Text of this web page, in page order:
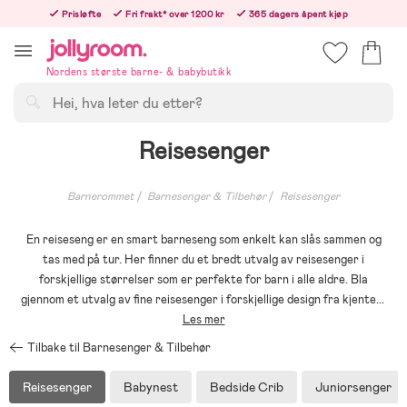
innehållet
Prisløfte Fri frakt* over 1200 kr
365 dagers åpent kjøp
Nordens største barne- & babybutikk
Reisesenger
Barnerommet Barnesenger & Tilbehør Reisesenger
En reiseseng er en smart barneseng som enkelt kan slås sammen og
tas med på tur. Her finner du et bredt utvalg av reisesenger i
forskjellige størrelser som er perfekte for barn i alle aldre. Bla
gjennom et utvalg av fine reisesenger i forskjellige design fra kjente...
Les mer
Tilbake til Barnesenger & Tilbehør
Reisesenger Babynest Bedside Crib Juniorsenger